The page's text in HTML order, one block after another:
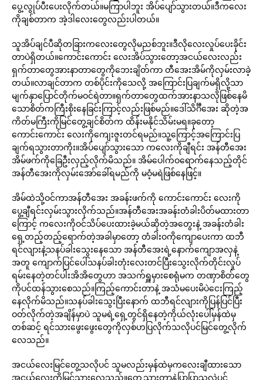
ပွေ့လွုပ်ပီးပေးလိုက်တယ်။မကြာပါဘူး အိပ်ပျော်သွားတယ်။ဒီကလေး
ကိုချစ်တာက အဲ့ဒါလေးတွေလည်းပါတယ်။
သူအိပ်ချင်ပီဆိုတခြားကလေးတွေလိုမညစ်ဘူး။ဒီလိုလေးလှုပ်ပေးခိုင်း
တာပဲရှိတယ်။ကောင်းကောင်း လေးအိပ်သွားတော့အငယ်လေးလည်း
ရှက်တာတွေအားနာတာတွေကိုဘေးချိတ်ကာ တီအေးအိမ်ကိုလှမ်းလာခဲ့
တယ်။လာချင်တာက တစ်ပိုင်းကိုသေလို့ အကြောင်းပြချက်မရှိလို့သာ
မျက်နှာပြောင်တိုက်မဝင်ရဲတာ။ရှက်တာတွေထက်အားနာသလိုဖြစ်နေမိ
သောစိတ်ကကြီးစိုးနေခြင်းကြာင့်လည်းဖြစ်မည်။ဒေါ်သိင်္ဂီအေး ဆိုတဲ့အ
ကိတ်မကြီးကိုမြင်တွေ့ချင်စိတ်က ထိန်းမနိုင်သိမ်းမရ။ခုတော့
ကောင်းကောင်း လေးကိုကျေးဇူးတင်ရမည်။သူ့ကြောင့်အကြောင်းပြ
ချက်ရသွားတာကိုး။အိပ်ပျော်သွားသော ကလေးကိုချီရင်း အန်တီအေး
အိမ်ဖက်ကိုခြေဦးလှည့်လိုက်မိသည်။ အိမ်ပေါက်ဝရောက်နေသည့်တိုင်
အန်တီအေးကိုလှမ်းအော်ခေါ်ရမည်ကို မဝံ့မရဲဖြစ်နေဖြင့်။
အိမ်ထဲသို့ဝင်ကာအန်တီအေး အခန်းဖက်ကို ကောင်းကောင်း လေးကို
ပွေ့ချီရင်းလှမ်းသွားလိုက်သည်။အန်တီအေးအခန်းတံခါးပိတ်မထားတာ
ကြောင့် ကလေးကိုဝင်သိပ်ပေးထားခဲ့မယ်ဆိုတဲ့အတွေးနဲ့ အခန်းတံခါး
ရှေ့တည့်တည့်ရောက်တဲ့အခါမှာတော့ တံခါးဝကိုကျောပေးကာ ထဘီ
ရင်လျားနဲ့သနပ်ခါးသွေးနေသော အန်တီအေးရဲ့နောက်ကျောအလှနဲ့
အတူ ကျောက်ပြင်ပေါ်သနပ်ခါးတုံးလေးတင်ပြီးသွေးလိုက်တိုင်းလှုပ်
ရမ်းနေတဲ့တင်ပါးအိအိတွေဟာ အသက်ရှူမှားစေရုံမက တဏှာစိတ်တွေ
ကိုပင်ထန်သွားစေသည်။ကြည့်ကောင်းတာနဲ့ အသံမပေးမိပဲငေးကြည့်
နေလိုက်မိသည်။သနပ်ခါးသွေးပြီးနောက် ထဘီရင်လျားကိုပြန်ပြင်ပြီး
ဝတ်လိုက်တဲ့အချိန်မှာပဲ သူမရဲ့ရှေ့တွင်ရှိနေတဲ့ကိုယ်လုံးပေါ်မှန်ထဲမှ
တစ်ဆင့် ရင်သားဖွေးဖွေးတွေကိုလှစ်ဟပြလိုက်သလိုပင်မြင်တွေ့လိုက်
လေသည်။
အငယ်လေးမြင်တွေ့သလိုပင် သူမလည်းမှန်ထဲမှကလေးချီထားသော
အငယ်လေးကိုမြင်သွားလေသည်။တွေ့သွားတာနဲ့ပြာပြာသလဲပင်